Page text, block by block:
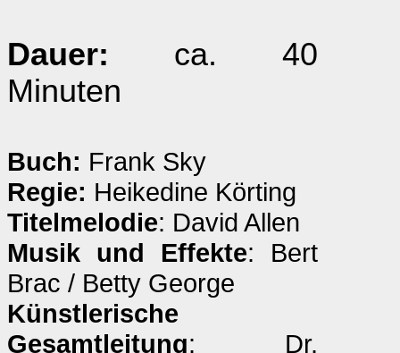
Dauer: ca. 40
Minuten
Buch: Frank Sky
Regie: Heikedine Körting
Titelmelodie: David Allen
Musik und Effekte: Bert
Brac / Betty George
Künstlerische
Gesamtleitung: Dr.